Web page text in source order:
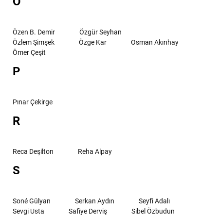
Özen B. Demir
Özgür Seyhan
Özlem Şimşek
Özge Kar
Osman Akınhay
Ömer Çeşit
P
Pınar Çekirge
R
Reca Deşilton Reha Alpay
S
Soné Gülyan Serkan Aydın
Seyfi Adalı
Sevgi Usta
Safiye Derviş
Sibel Özbudun